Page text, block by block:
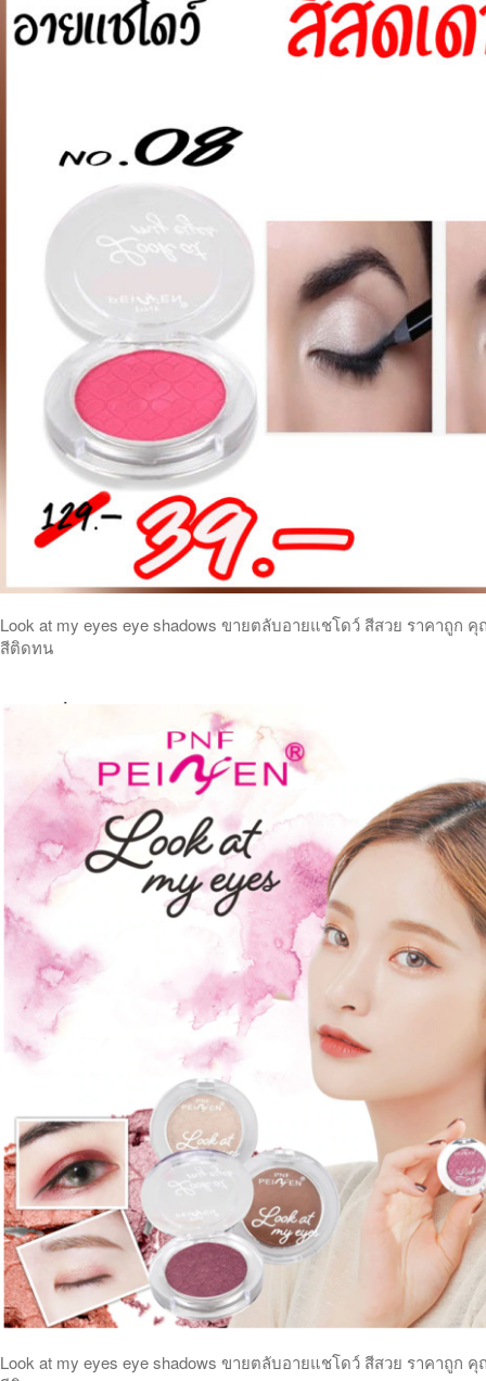
Look at my eyes eye shadows ขายตลับอายแชโดว์ สีสวย ราคาถูก
สีติดทน
Look at my eyes eye shadows ขายตลับอายแชโดว์ สีสวย ราคาถูก